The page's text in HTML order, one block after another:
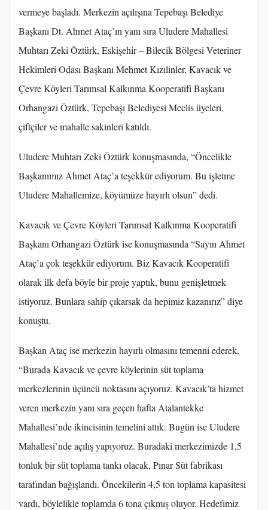
vermeye başladı. Merkezin açılışına Tepebaşı Belediye
Başkanı Dt. Ahmet Ataç’ın yanı sıra Uludere Mahallesi
Muhtarı Zeki Öztürk, Eskişehir – Bilecik Bölgesi Veteriner
Hekimleri Odası Başkanı Mehmet Kızılinler, Kavacık ve
Çevre Köyleri Tarımsal Kalkınma Kooperatifi Başkanı
Orhangazi Öztürk, Tepebaşı Belediyesi Meclis üyeleri,
çiftçiler ve mahalle sakinleri katıldı.
Uludere Muhtarı Zeki Öztürk konuşmasında, “Öncelikle
Başkanımız Ahmet Ataç’a teşekkür ediyorum. Bu işletme
Uludere Mahallemize, köyümüze hayırlı olsun” dedi.
Kavacık ve Çevre Köyleri Tarımsal Kalkınma Kooperatifi
Başkanı Orhangazi Öztürk ise konuşmasında “Sayın Ahmet
Ataç’a çok teşekkür ediyorum. Biz Kavacık Kooperatifi
olarak ilk defa böyle bir proje yaptık, bunu genişletmek
istiyoruz. Bunlara sahip çıkarsak da hepimiz kazanırız” diye
konuştu.
Başkan Ataç ise merkezin hayırlı olmasını temenni ederek,
“Burada Kavacık ve çevre köylerinin süt toplama
merkezlerinin üçüncü noktasını açıyoruz. Kavacık’ta hizmet
veren merkezin yanı sıra geçen hafta Atalantekke
Mahallesi’nde ikincisinin temelini attık. Bugün ise Uludere
Mahallesi’nde açılış yapıyoruz. Buradaki merkezimizde 1,5
tonluk bir süt toplama tankı olacak, Pınar Süt fabrikası
tarafından bağışlandı. Öncekilerin 4,5 ton toplama kapasitesi
vardı, böylelikle toplamda 6 tona çıkmış oluyor. Hedefimiz